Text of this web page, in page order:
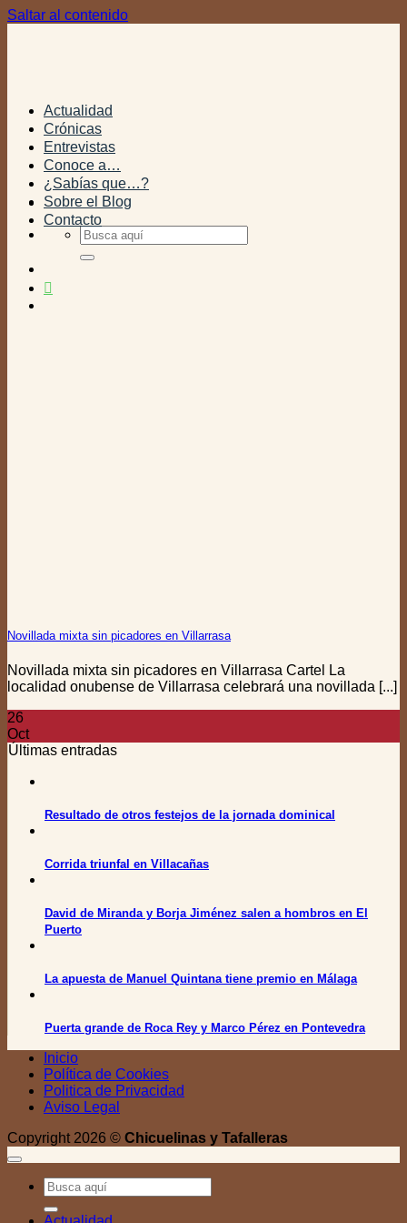
Saltar al contenido
Actualidad
Crónicas
Entrevistas
Conoce a…
¿Sabías que…?
Sobre el Blog
Contacto
Novillada mixta sin picadores en Villarrasa
Novillada mixta sin picadores en Villarrasa Cartel La
localidad onubense de Villarrasa celebrará una novillada [...]
26
Oct
Últimas entradas
Resultado de otros festejos de la jornada dominical
Corrida triunfal en Villacañas
David de Miranda y Borja Jiménez salen a hombros en El
Puerto
La apuesta de Manuel Quintana tiene premio en Málaga
Puerta grande de Roca Rey y Marco Pérez en Pontevedra
Inicio
Política de Cookies
Politica de Privacidad
Aviso Legal
Copyright 2026 © Chicuelinas y Tafalleras